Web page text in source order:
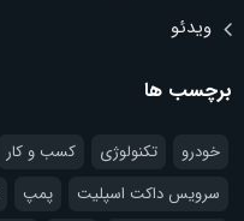
ویدئو
برچسب ها
خودرو تکنولوژی کسب و کار
سرویس داکت اسپلیت
پمپ